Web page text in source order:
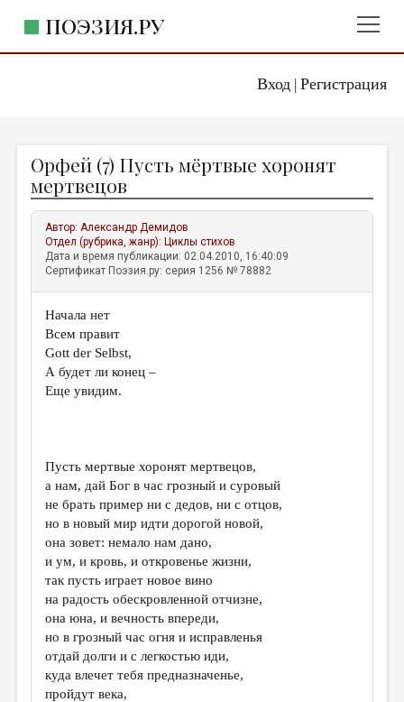
Вход| Регистрация
ПОЭЗИЯ.РУ
ЖАНРЫ
АВТОРЫ
КОММЕНТАРИИ
ЛИТСАЛОН
ПРАВИЛА САЙТА
ОТДЕЛЫ И РУБРИКИ
ИЗБРАННОЕ
ПРОИЗВЕДЕНИЯ
ПЕРЕВОДЫ
КОНКУРСЫ
ДЕТСКАЯ КОМНАТА
КНИЖНАЯ ПОЛКА
ОБЗОР ЛИТЕРАТУРЫ
СТРАНИЦЫ ПАМЯТИ
ОБЪЯВЛЕНИЯ
Орфей (7) Пусть мёртвые хоронят
мертвецов
Автор:Александр Демидов
Отдел (рубрика, жанр): Циклы стихов
Дата и время публикации: 02.04.2010, 16:40:09
Сертификат Поэзия.ру: серия 1256 № 78882
Начала нет
Всем правит
Gott der Selbst,
А будет ли конец –
Еще увидим.
Пусть мертвые хоронят мертвецов,
а нам, дай Бог в час грозный и суровый
не брать пример ни с дедов, ни с отцов,
но в новый мир идти дорогой новой,
она зовет: немало нам дано,
и ум, и кровь, и откровенье жизни,
так пусть играет новое вино
на радость обескровленной отчизне,
она юна, и вечность впереди,
но в грозный час огня и исправленья
отдай долги и с легкостью иди,
куда влечет тебя предназначенье,
пройдут века,